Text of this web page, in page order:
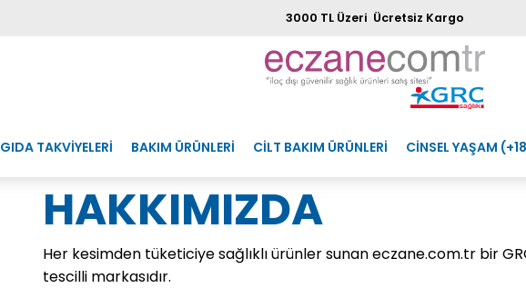
3000 TL Üzeri Ücretsiz Kargo
GIDA TAKVİYELERİ BAKIM ÜRÜNLERİ CİLT BAKIM ÜRÜNLERİ CİNSEL YAŞAM
HAKKIMIZDA
Her kesimden tüketiciye sağlıklı ürünler sunan eczane.com.tr bir
tescilli markasıdır.